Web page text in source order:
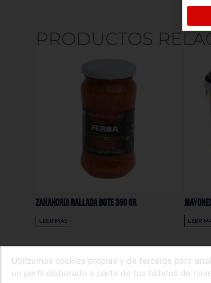
PRODUCTOS
Zanahoria Rallada Bote 360 Gr
LEER MÁS LEER
Utilizamos cookies propias y de terceros para
un perfil elaborado a partir de tus hábitos de